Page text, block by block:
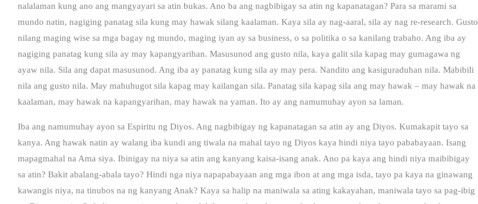
nalalaman kung ano ang mangyayari sa atin bukas. Ano ba ang nagbibigay sa atin ng kapanatagan? Para sa marami sa
mundo natin, nagiging panatag sila kung may hawak silang kaalaman. Kaya sila ay nag-aaral, sila ay nag re-research. Gusto
nilang maging wise sa mga bagay ng mundo, maging iyan ay sa business, o sa politika o sa kanilang trabaho. Ang iba ay
nagiging panatag kung sila ay may kapangyarihan. Masusunod ang gusto nila, kaya galit sila kapag may gumagawa ng
ayaw nila. Sila ang dapat masusunod. Ang iba ay panatag kung sila ay may pera. Nandito ang kasiguraduhan nila. Mabibili
nila ang gusto nila. May mahuhugot sila kapag may kailangan sila. Panatag sila kapag sila ang may hawak – may hawak na
kaalaman, may hawak na kapangyarihan, may hawak na yaman. Ito ay ang namumuhay ayon sa laman.
Iba ang namumuhay ayon sa Espiritu ng Diyos. Ang nagbibigay ng kapanatagan sa atin ay ang Diyos. Kumakapit tayo sa
kanya. Ang hawak natin ay walang iba kundi ang tiwala na mahal tayo ng Diyos kaya hindi niya tayo pababayaan. Isang
mapagmahal na Ama siya. Ibinigay na niya sa atin ang kanyang kaisa-isang anak. Ano pa kaya ang hindi niya maibibigay
sa atin? Bakit abalang-abala tayo? Hindi nga niya napapabayaan ang mga ibon at ang mga isda, tayo pa kaya na ginawang
kawangis niya, na tinubos na ng kanyang Anak? Kaya sa halip na maniwala sa ating kakayahan, maniwala tayo sa pag-ibig